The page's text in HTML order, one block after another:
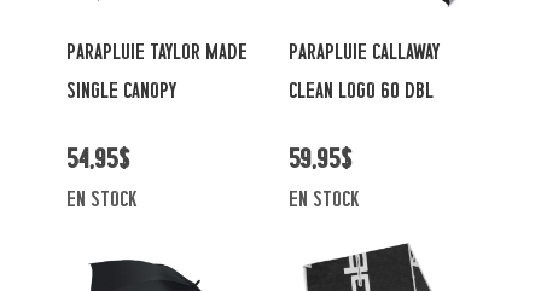
PARAPLUIE TAYLOR MADE
SINGLE CANOPY
54,95$
en stock
PARAPLUIE CALLAWAY
CLEAN LOGO 60 DBL
59,95$
en stock